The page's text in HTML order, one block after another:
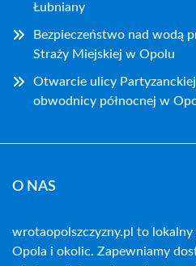
Łubniany
Bezpieczeństwo nad wodą
Straży Miejskiej w Opolu
Otwarcie ulicy Partyzanckiej
obwodnicy północnej w
O NAS
wrotaopolszczyzny.pl to
Opola i okolic. Zapewniamy